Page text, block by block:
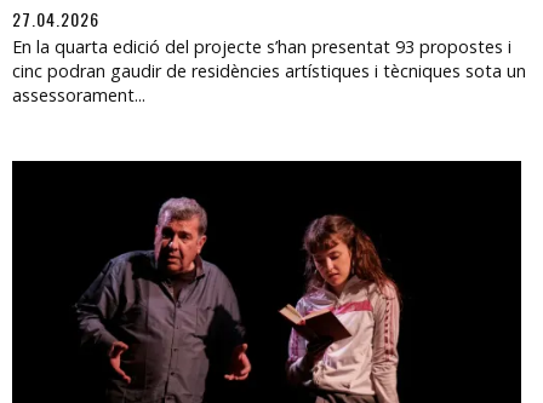
27.04.2026
En la quarta edició del projecte s’han presentat 93 propostes i
cinc podran gaudir de residències artístiques i tècniques sota un
assessorament...